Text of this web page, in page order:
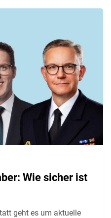
Wie sicher ist
geht es um aktuelle